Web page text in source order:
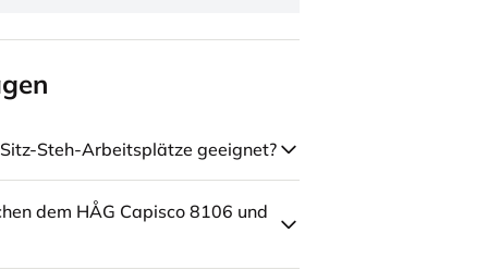
Steh-Arbeitsplätze geeignet?
dem HÅG Capisco 8106 und